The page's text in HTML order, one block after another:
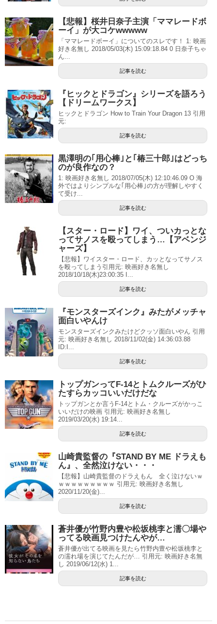
【悲報】桜井日奈子主演「ママレードボ
ーイ」が大コケwwwww
「ママレードボーイ」についてのスレです！ 1: 映画
好き名無し 2018/05/03(木) 15:09:18.84 0 日奈子ちゃ
ん...
記事を読む
『ヒックとドラゴン』シリーズを語ろう
【ドリームワークス】
ヒックとドラゴン How to Train Your Dragon 13 引用
元:
記事を読む
黒澤明の｢用心棒｣と｢椿三十郎｣はどっち
のが良作なの？
1: 映画好き名無し 2018/07/05(木) 12:10:46.09 O 海
外ではよりシンプルな｢用心棒｣の方が理解しやすく
て受け...
記事を読む
【スター・ロード】ワイ、ついカっとな
ってサノスを殴ってしまう…【アベンジ
ャーズ】
【悲報】ワイスター・ロード、カッとなってサノス
を殴ってしまう引用元: 映画好き名無し
2018/10/18(木)23:00:35 I...
記事を読む
『モンスターズインク』みたがメッチャ
面白いやんけ
モンスターズインクみたけどクッソ面白いやん 引用
元: 映画好き名無し 2018/11/02(金) 14:36:03.88
ID:I...
記事を読む
トップガンってF-14とトムクルーズがひ
たすらカッコいいだけだな
トップガンとか言うF-14とトム・クルーズがかっこ
いいだけの映画 引用元: 映画好き名無し
2019/03/20(水) 19:14...
記事を読む
山崎貴監督の『STAND BY ME ドラえも
ん』、全然泣けない・・・
【悲報】山崎貴監督のドラえもん 全く泣けないｗ
ｗｗｗｗｗｗｗｗｗ 引用元: 映画好き名無し
2020/11/20(金)...
記事を読む
蒼井優が竹野内豊や松坂桃李と濡〇場や
ってる映画見つけたんやが…
蒼井優が出てる映画を見たら竹野内豊や松坂桃李と
の濡れ場を演じてたんだが… 引用元: 映画好き名無
し 2019/06/12(水) 1...
記事を読む